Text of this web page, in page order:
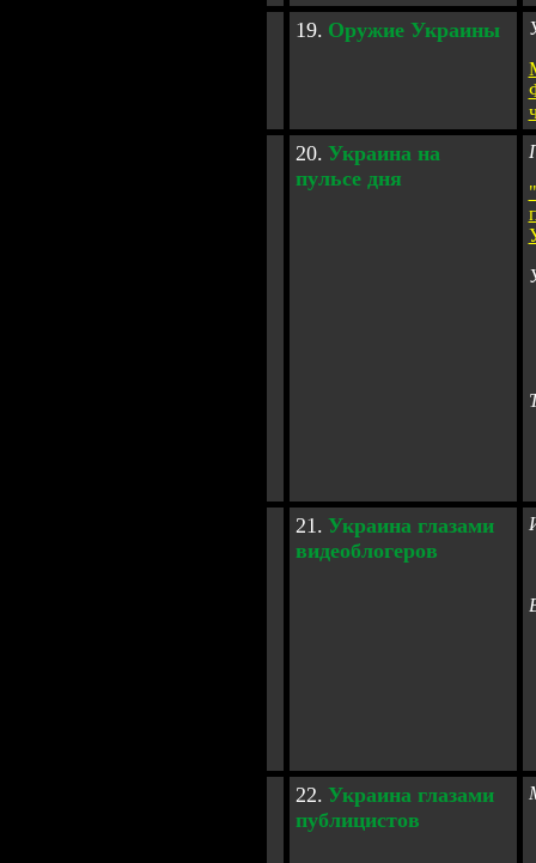
19. Оружие Украины
20. Украина на
пульсе дня
"
21. Украинаглазами
видеоблогеров
22. Украинаглазами
публицистов